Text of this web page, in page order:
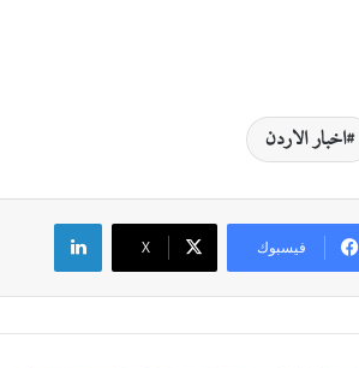
اخبار الاردن
فيسبوك ‫X